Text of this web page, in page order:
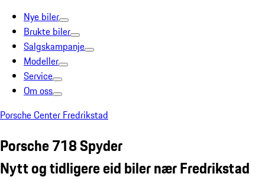
Nye biler
Brukte biler
Salgskampanje
Modeller
Service
Om oss
Porsche Center Fredrikstad
Porsche 718 Spyder
Nytt og tidligere eid biler nær Fredrikstad